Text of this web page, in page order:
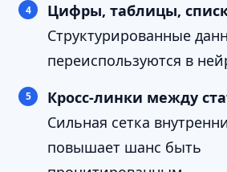
Цифры, таблицы,
Структурированные
переиспользуются в
Кросс-линки между
Сильная сетка
повышает шанс быть